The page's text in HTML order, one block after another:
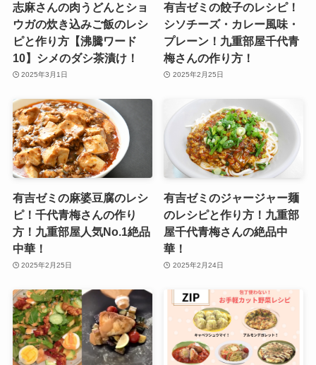
志麻さんの肉うどんとショ
ウガの炊き込みご飯のレシ
ピと作り方【沸騰ワード
10】シメのダシ茶漬け！
2025年3月1日
有吉ゼミの餃子のレシピ！
シソチーズ・カレー風味・
プレーン！九重部屋千代青
梅さんの作り方！
2025年2月25日
有吉ゼミの麻婆豆腐のレシ
ピ！千代青梅さんの作り
方！九重部屋人気No.1絶品
中華！
2025年2月25日
有吉ゼミのジャージャー麺
のレシピと作り方！九重部
屋千代青梅さんの絶品中
華！
2025年2月24日